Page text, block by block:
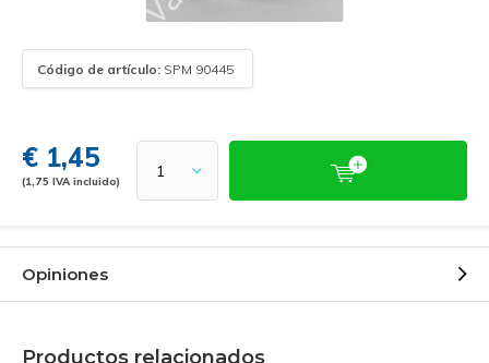
Código de artículo: SPM 90445
€ 1,45
(1,75 IVA incluido)
Opiniones
Productos relacionados